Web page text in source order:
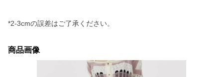
*2-3cmの誤差はご了承ください。
商品画像